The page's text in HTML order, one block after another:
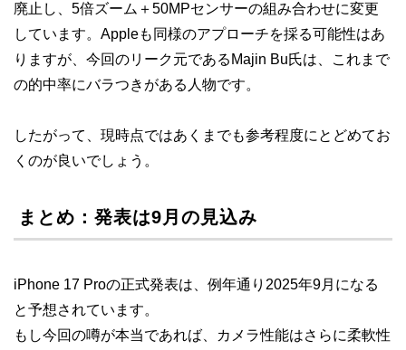
廃止し、5倍ズーム＋50MPセンサーの組み合わせに変更
しています。Appleも同様のアプローチを採る可能性はあ
りますが、今回のリーク元であるMajin Bu氏は、これまで
の的中率にバラつきがある人物です。
したがって、現時点ではあくまでも参考程度にとどめてお
くのが良いでしょう。
まとめ：発表は9月の見込み
iPhone 17 Proの正式発表は、例年通り2025年9月になる
と予想されています。
もし今回の噂が本当であれば、カメラ性能はさらに柔軟性